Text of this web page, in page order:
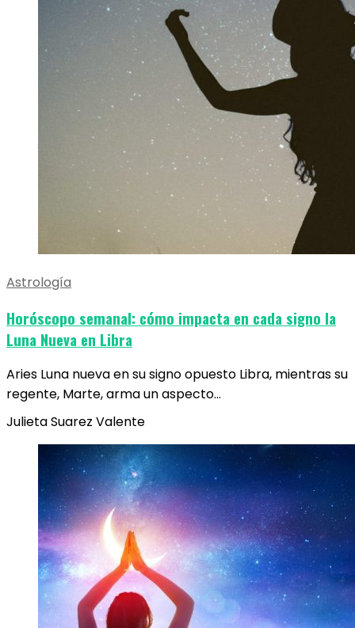
Astrología
Horóscopo semanal: cómo impacta en cada signo la
Luna Nueva en Libra
Aries Luna nueva en su signo opuesto Libra, mientras su
regente, Marte, arma un aspecto…
Julieta Suarez Valente